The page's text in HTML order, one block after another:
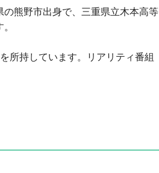
の熊野市出身で、三重県立木本高等
所持しています。リアリティ番組